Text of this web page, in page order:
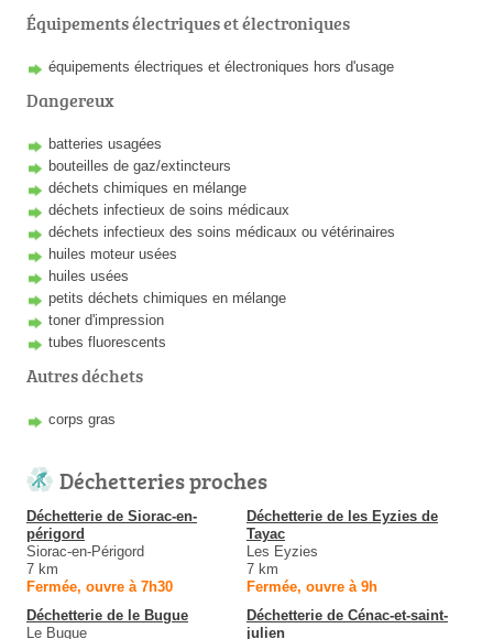
Équipements électriques et électroniques
équipements électriques et électroniques hors d'usage
Dangereux
batteries usagées
bouteilles de gaz/extincteurs
déchets chimiques en mélange
déchets infectieux de soins médicaux
déchets infectieux des soins médicaux ou vétérinaires
huiles moteur usées
huiles usées
petits déchets chimiques en mélange
toner d'impression
tubes fluorescents
Autres déchets
corps gras
Déchetteries proches
Déchetterie de Siorac-en-
périgord
Siorac-en-Périgord
7 km
Fermée, ouvre à 7h30
Déchetterie de les Eyzies de
Tayac
Les Eyzies
7 km
Fermée, ouvre à 9h
Déchetterie de le Bugue
Le Bugue
Déchetterie de Cénac-et-saint-
julien